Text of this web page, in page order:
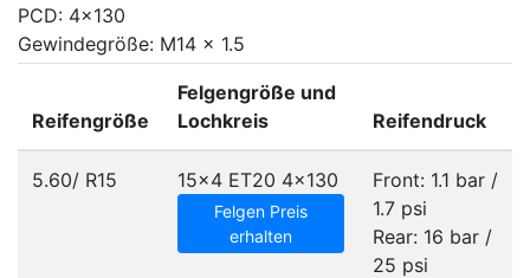
PCD: 4x130
Gewindegröße: M14 x 1.5
Reifengröße
Felgengröße und
Lochkreis
Reifendruck
5.60/ R15 15x4 ET20 4x130
Felgen Preis
erhalten
Front: 1.1 bar /
1.7 psi
Rear: 16 bar /
25 psi